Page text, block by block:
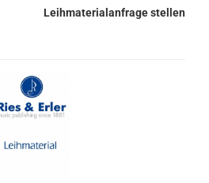
Leihmaterialanfrage stellen